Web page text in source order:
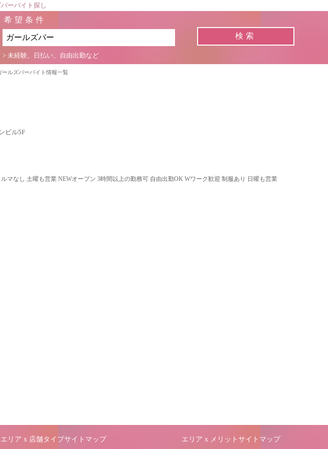
ーバイト探し
希望条件
> 未経験、日払い、自由出勤など
ルズバーバイト情報一覧
ビル5F
マなし 土曜も営業 NEWオープン 3時間以上の勤務可 自由出勤OK Wワーク歓迎 制服あり 日曜も営業
エリア x 店舗タイプサイトマップ エリア x メリットサイトマップ